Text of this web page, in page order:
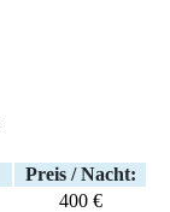
Preis / Nacht:
400 €